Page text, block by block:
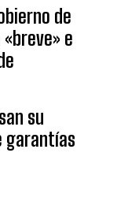
de
e
su
garantías